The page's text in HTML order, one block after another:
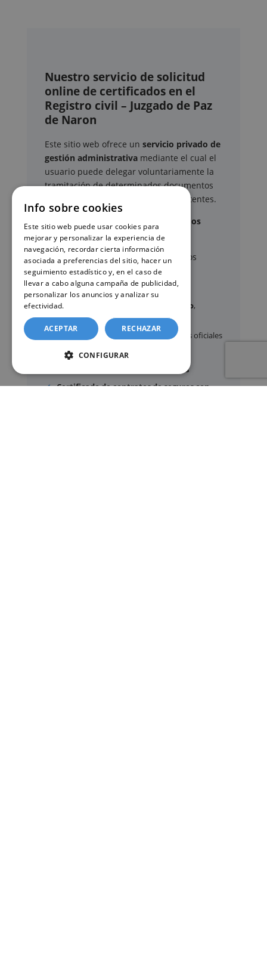
Nuestro servicio de solicitud
online de certificados en el
Registro civil – Juzgado de Paz
de Naron
Este sitio web ofrece un servicio privado de
gestión administrativa mediante el cual el
usuario puede delegar voluntariamente la
tramitación de determinados documentos
oficiales ante los organismos competentes.
Documentos y trámites que podemos
gestionar
A través de nuestro servicio, podemos
gestionar, entre otros:
Certificados y partidas de nacimiento,
matrimonioy
defunción
Apostilla de La Haya
de documentos oficiales
Legalizaciónde certificados
Certificado de Últimas Voluntades
Certificado de contratos de seguros con
Info sobre cookies
Este sitio web puede usar cookies para
mejorar y personalizar la experiencia de
navegación, recordar cierta información
asociada a preferencias del sitio, hacer un
seguimiento estadístico y, en el caso de
llevar a cabo alguna campaña de publicidad,
personalizar los anuncios y analizar su
efectividad.
ACEPTAR RECHAZAR
CONFIGURAR